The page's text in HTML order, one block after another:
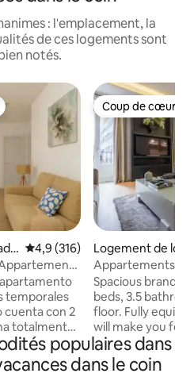
: l'emplacement, la
de ces logements sont
notés.
Note moyenne de 4,9 sur 5,
4,9 (316)
temporales
cuenta con 2
totalmente
y
Fi de alta
plana.
Coup de cœur
Coup de cœur
Logement de
rid
Appartements
familial 1
Spacious brand-
beds, 3.5
floor. Fully
will make you
spacious and
ceilings, large
floors. Since I own the entire 1st floor, we
populaires dans
dans le coin